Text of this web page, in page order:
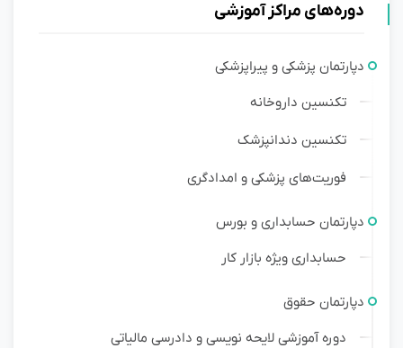
دوره‌های مراکز آموزشی
دپارتمان پزشکی و پیراپزشکی
تکنسین داروخانه
تکنسین دندانپزشک
فوریت‌های پزشکی و امدادگری
دپارتمان حسابداری و بورس
حسابداری ویژه بازار کار
دپارتمان حقوق
دوره آموزشی لایحه نویسی و دادرسی مالیاتی